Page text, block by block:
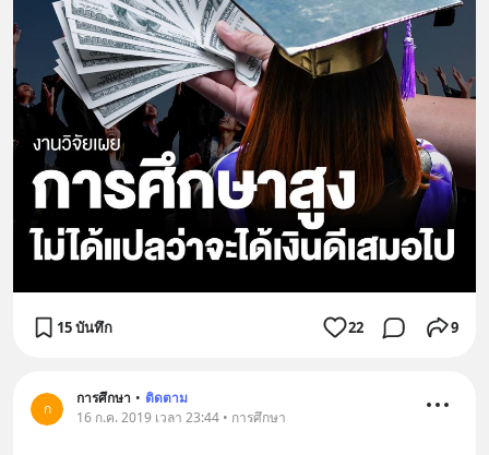
15 บันทึก 22 9
ก
การศึกษา • ติดตาม
16 ก.ค. 2019 เวลา 23:44 • การศึกษา